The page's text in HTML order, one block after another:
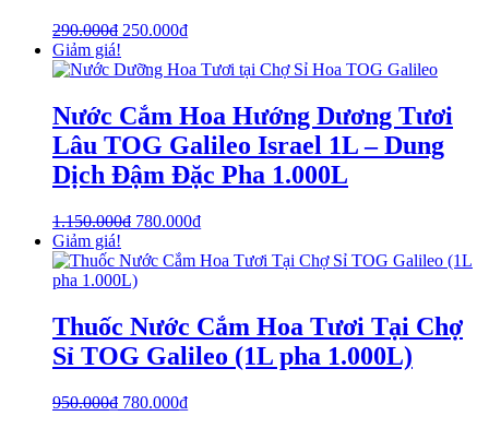
290.000₫ 250.000₫
Giảm giá!
Nước Cắm Hoa Hướng Dương Tươi
Lâu TOG Galileo Israel 1L – Dung
Dịch Đậm Đặc Pha 1.000L
1.150.000₫ 780.000₫
Giảm giá!
Thuốc Nước Cắm Hoa Tươi Tại Chợ
Sỉ TOG Galileo (1L pha 1.000L)
950.000₫ 780.000₫